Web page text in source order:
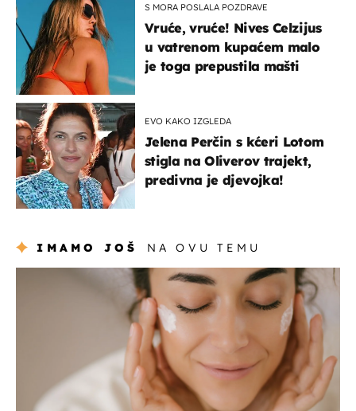
S MORA POSLALA POZDRAVE
Vruće, vruće! Nives Celzijus
u vatrenom kupaćem malo
je toga prepustila mašti
EVO KAKO IZGLEDA
Jelena Perčin s kćeri Lotom
stigla na Oliverov trajekt,
predivna je djevojka!
IMAMO JOŠ NA OVU TEMU
moda & ljepota